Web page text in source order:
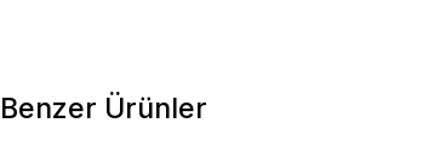
Benzer Ürünler